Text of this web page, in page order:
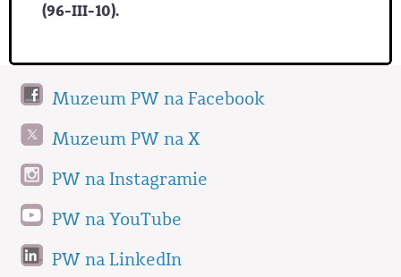
(96-III-10).
Muzeum PW na Facebook
Muzeum PW na X
PW na Instagramie
PW na YouTube
PW na LinkedIn